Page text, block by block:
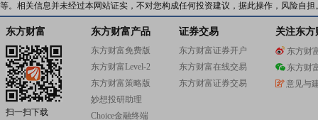
等。相关信息并未经过本网站证实，不对您构成任何投资建议，据此操作，风险自担